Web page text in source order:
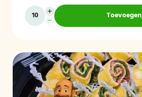
Toevoegen